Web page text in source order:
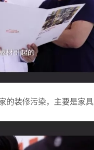
的装修污染，主要是家